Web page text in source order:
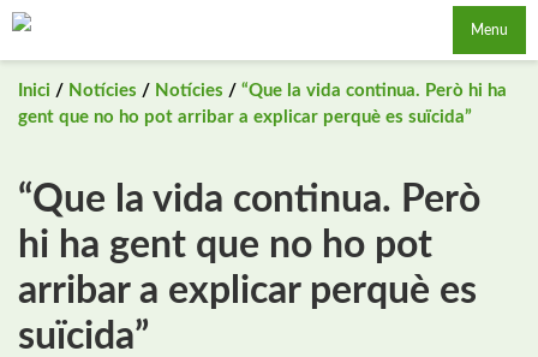
Saltar
Menu
Inici / Notícies / Notícies / “Que la vida continua. Però hi ha
gent que no ho pot arribar a explicar perquè es suïcida”
“Que la vida continua. Però
hi ha gent que no ho pot
arribar a explicar perquè es
suïcida”